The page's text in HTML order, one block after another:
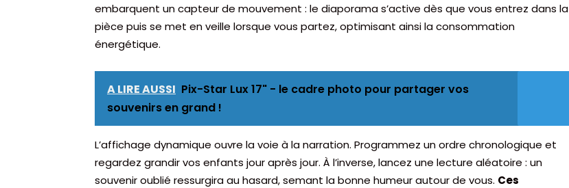
embarquent un capteur de mouvement : le diaporama s’active dès que vous entrez dans la
pièce puis se met en veille lorsque vous partez, optimisant ainsi la consommation
énergétique.
A LIRE AUSSI Pix-Star Lux 17" - le cadre photo pour partager vos
souvenirs en grand !
L’affichage dynamique ouvre la voie à la narration. Programmez un ordre chronologique et
regardez grandir vos enfants jour après jour. À l’inverse, lancez une lecture aléatoire : un
souvenir oublié ressurgira au hasard, semant la bonne humeur autour de vous. Ces